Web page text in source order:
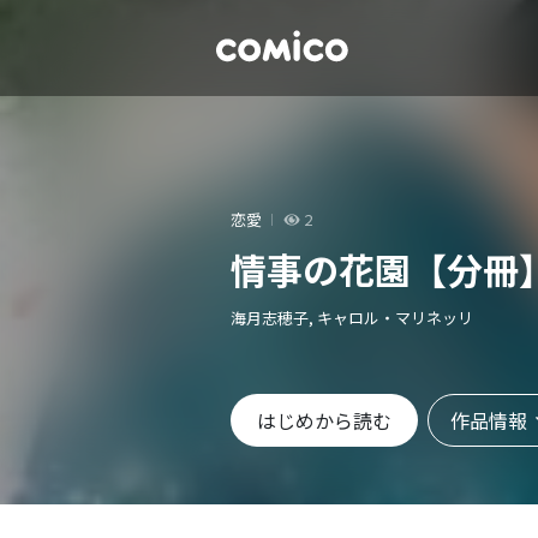
恋愛 2
情事の花園【分冊
海月志穂子, キャロル・マリネッリ
はじめから読む 作品情報